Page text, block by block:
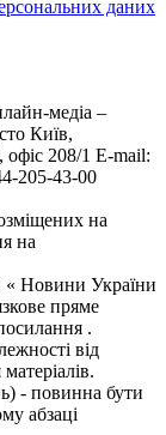
даних
медіа –
Київ,
208/1 E-mail:
205-43-00
на
на
« Новини України
пряме
.
від
- повинна бути
абзаці